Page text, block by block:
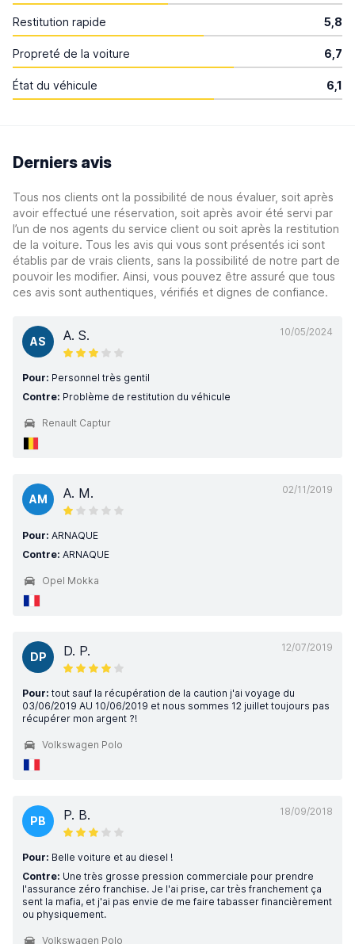
Restitution rapide 5,8
Propreté de la voiture 6,7
État du véhicule 6,1
Derniers avis
Tous nos clients ont la possibilité de nous évaluer, soit après
avoir effectué une réservation, soit après avoir été servi par
l’un de nos agents du service client ou soit après la restitution
de la voiture. Tous les avis qui vous sont présentés ici sont
établis par de vrais clients, sans la possibilité de notre part de
pouvoir les modifier. Ainsi, vous pouvez être assuré que tous
ces avis sont authentiques, vérifiés et dignes de confiance.
10/05/2024
AS A. S.
Pour: Personnel très gentil
Contre: Problème de restitution du véhicule
Renault Captur
02/11/2019
AM A. M.
Pour: ARNAQUE
Contre: ARNAQUE
Opel Mokka
12/07/2019
DP D. P.
Pour: tout sauf la récupération de la caution j'ai voyage du
03/06/2019 AU 10/06/2019 et nous sommes 12 juillet toujours pas
récupérer mon argent ?!
Volkswagen Polo
18/09/2018
PB P. B.
Pour: Belle voiture et au diesel !
Contre: Une très grosse pression commerciale pour prendre
l'assurance zéro franchise. Je l'ai prise, car très franchement ça
sent la mafia, et j'ai pas envie de me faire tabasser financièrement
ou physiquement.
Volkswagen Polo